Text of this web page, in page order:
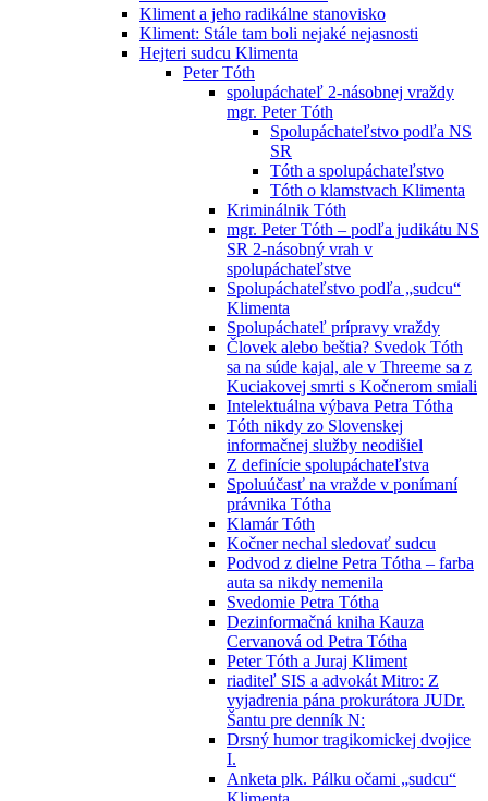
Kliment a jeho radikálne stanovisko
Kliment: Stále tam boli nejaké nejasnosti
Hejteri sudcu Klimenta
Peter Tóth
spolupáchateľ 2-násobnej vraždy
mgr. Peter Tóth
Spolupáchateľstvo podľa NS
SR
Tóth a spolupáchateľstvo
Tóth o klamstvach Klimenta
Kriminálnik Tóth
mgr. Peter Tóth – podľa judikátu NS
SR 2-násobný vrah v
spolupáchateľstve
Spolupáchateľstvo podľa „sudcu“
Klimenta
Spolupáchateľ prípravy vraždy
Človek alebo beštia? Svedok Tóth
sa na súde kajal, ale v Threeme sa z
Kuciakovej smrti s Kočnerom smiali
Intelektuálna výbava Petra Tótha
Tóth nikdy zo Slovenskej
informačnej služby neodišiel
Z definície spolupáchateľstva
Spoluúčasť na vražde v ponímaní
právnika Tótha
Klamár Tóth
Kočner nechal sledovať sudcu
Podvod z dielne Petra Tótha – farba
auta sa nikdy nemenila
Svedomie Petra Tótha
Dezinformačná kniha Kauza
Cervanová od Petra Tótha
Peter Tóth a Juraj Kliment
riaditeľ SIS a advokát Mitro: Z
vyjadrenia pána prokurátora JUDr.
Šantu pre denník N:
Drsný humor tragikomickej dvojice
I.
Anketa plk. Pálku očami „sudcu“